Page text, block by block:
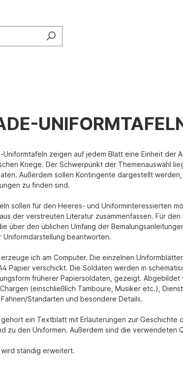
Uniformtafeln zeigen auf jedem Blatt eine Einheit der
Kriege. Der Schwerpunkt der Themenauswahl
Außerdem sollen Kontingente dargestellt
zu finden sind.
sollen für den Heeres- und Uniforminteressierten
der verstreuten Literatur zusammenfassen. Für den
über den üblichen Umfang der
Uniformdarstellung beantworten.
ich am Computer. Die einzelnen
Papier verschickt. Die Soldaten werden in
früherer Papiersoldaten, gezeigt. Abgebildet
(einschließlich Tamboure, Musiker etc.),
Standarten und besondere Details.
ein Textblatt mit Erläuterungen zur Geschichte
zu den Uniformen. Außerdem sind die verwendeten
ständig erweitert.